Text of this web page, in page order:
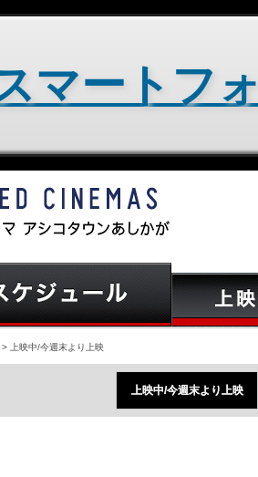
> 上映中/今週末より上映
上映中/今週末より上映